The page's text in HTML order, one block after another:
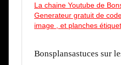
La chaine Youtube de
Generateur gratuit de
image , et planches
Bonsplansastuces sur